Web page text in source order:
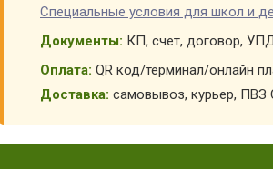
Специальные условия для школ и
Документы: КП, счет, договор,
Оплата: QR код/терминал/онлайн
Доставка: самовывоз, курьер,